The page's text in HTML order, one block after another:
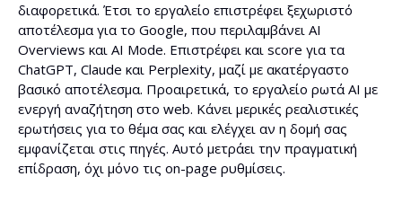
διαφορετικά. Έτσι το εργαλείο επιστρέφει ξεχωριστό
αποτέλεσμα για το Google, που περιλαμβάνει AI
Overviews και AI Mode. Επιστρέφει και score για τα
ChatGPT, Claude και Perplexity, μαζί με ακατέργαστο
βασικό αποτέλεσμα. Προαιρετικά, το εργαλείο ρωτά AI με
ενεργή αναζήτηση στο web. Κάνει μερικές ρεαλιστικές
ερωτήσεις για το θέμα σας και ελέγχει αν η δομή σας
εμφανίζεται στις πηγές. Αυτό μετράει την πραγματική
επίδραση, όχι μόνο τις on-page ρυθμίσεις.